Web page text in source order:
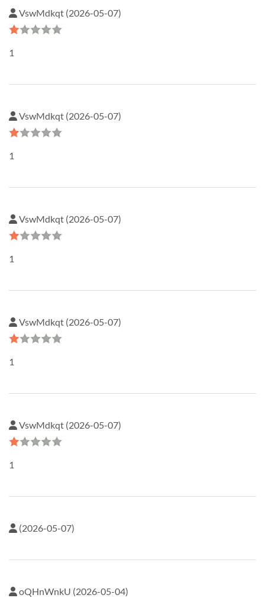
VswMdkqt (2026-05-07)
1
VswMdkqt (2026-05-07)
1
VswMdkqt (2026-05-07)
1
VswMdkqt (2026-05-07)
1
VswMdkqt (2026-05-07)
1
(2026-05-07)
oQHnWnkU (2026-05-04)